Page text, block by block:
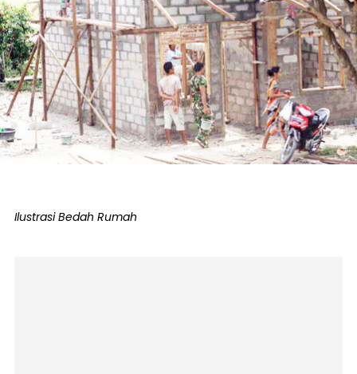
Ilustrasi Bedah Rumah